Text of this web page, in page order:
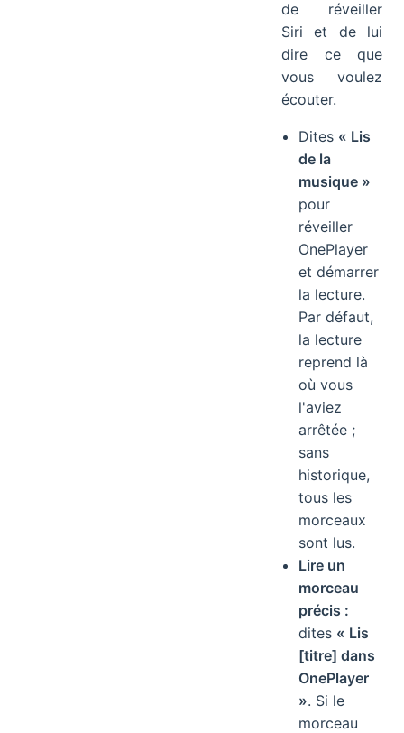
de réveiller
Siri et de lui
dire ce que
vous voulez
écouter.
Dites « Lis
de la
musique »
pour
réveiller
OnePlayer
et démarrer
la lecture.
Par défaut,
la lecture
reprend là
où vous
l'aviez
arrêtée ;
sans
historique,
tous les
morceaux
sont lus.
Lire un
morceau
précis :
dites « Lis
[titre] dans
OnePlayer
». Si le
morceau